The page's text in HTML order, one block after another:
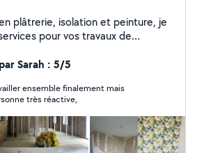
plâtrerie, isolation et peinture, je
pour vos travaux de
de porte (standard,à galandage,
thermique et phonique * Enduits,
des murs * Peinture murs et
de verre et papier peint * Pose
Rénovation globale
Sarah : 5/5
ensemble finalement mais
très réactive,